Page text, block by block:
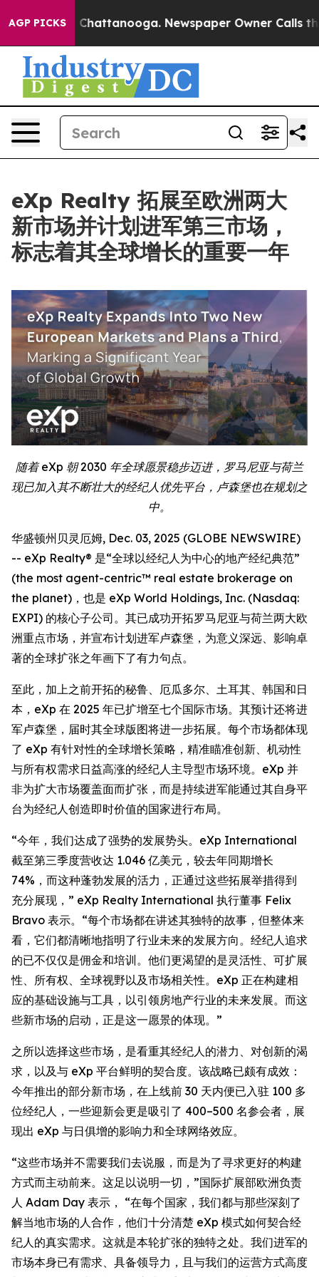
AGP PICKS
in Chattanooga. Newspaper Owner Calls the
eXp Realty 拓展至欧洲两大
新市场并计划进军第三市场，
标志着其全球增长的重要一年
随着 eXp 朝 2030 年全球愿景稳步迈进，罗马尼亚与荷兰
现已加入其不断壮大的经纪人优先平台，卢森堡也在规划之
中。
华盛顿州贝灵厄姆, Dec. 03, 2025 (GLOBE NEWSWIRE)
-- eXp Realty® 是“全球以经纪人为中心的地产经纪典范”
(the most agent-centric™ real estate brokerage on
the planet)，也是 eXp World Holdings, Inc. (Nasdaq:
EXPI) 的核心子公司。其已成功开拓罗马尼亚与荷兰两大欧
洲重点市场，并宣布计划进军卢森堡，为意义深远、影响卓
著的全球扩张之年画下了有力句点。
至此，加上之前开拓的秘鲁、厄瓜多尔、土耳其、韩国和日
本，eXp 在 2025 年已扩增至七个国际市场。其预计还将进
军卢森堡，届时其全球版图将进一步拓展。每个市场都体现
了 eXp 有针对性的全球增长策略，精准瞄准创新、机动性
与所有权需求日益高涨的经纪人主导型市场环境。eXp 并
非为扩大市场覆盖面而扩张，而是持续进军能通过其自身平
台为经纪人创造即时价值的国家进行布局。
“今年，我们达成了强势的发展势头。eXp International
截至第三季度营收达 1.046 亿美元，较去年同期增长
74%，而这种蓬勃发展的活力，正通过这些拓展举措得到
充分展现，” eXp Realty International 执行董事 Felix
Bravo 表示。“每个市场都在讲述其独特的故事，但整体来
看，它们都清晰地指明了行业未来的发展方向。经纪人追求
的已不仅仅是佣金和培训。他们更渴望的是灵活性、可扩展
性、所有权、全球视野以及市场相关性。eXp 正在构建相
应的基础设施与工具，以引领房地产行业的未来发展。而这
些新市场的启动，正是这一愿景的体现。”
之所以选择这些市场，是看重其经纪人的潜力、对创新的渴
求，以及与 eXp 平台鲜明的契合度。该战略已颇有成效：
今年推出的部分新市场，在上线前 30 天内便已入驻 100 多
位经纪人，一些迎新会更是吸引了 400–500 名参会者，展
现出 eXp 与日俱增的影响力和全球网络效应。
“这些市场并不需要我们去说服，而是为了寻求更好的构建
方式而主动前来。这足以说明一切，”国际扩展部欧洲负责
人 Adam Day 表示， “在每个国家，我们都与那些深刻了
解当地市场的人合作，他们十分清楚 eXp 模式如何契合经
纪人的真实需求。这就是本轮扩张的独特之处。我们进军的
市场本身已有需求、具备领导力，且与我们的运营方式高度